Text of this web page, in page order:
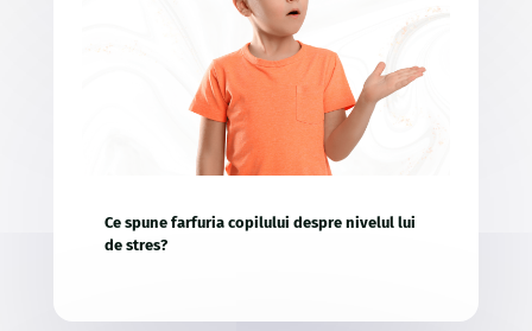
Ce spune farfuria copilului despre nivelul lui
de stres?